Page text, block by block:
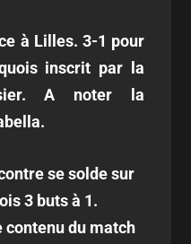
à Lilles. 3-1 pour
inscrit par la
A noter la
se solde sur
3 buts à 1.
du match